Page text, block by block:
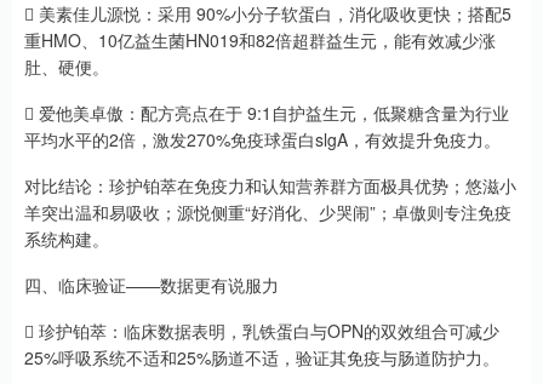
 美素佳儿源悦：采用 90%小分子软蛋白，消化吸收更快；搭配5
重HMO、10亿益生菌HN019和82倍超群益生元，能有效减少涨
肚、硬便。
 爱他美卓傲：配方亮点在于 9:1自护益生元，低聚糖含量为行业
平均水平的2倍，激发270%免疫球蛋白slgA，有效提升免疫力。
对比结论：珍护铂萃在免疫力和认知营养群方面极具优势；悠滋小
羊突出温和易吸收；源悦侧重“好消化、少哭闹”；卓傲则专注免疫
系统构建。
四、临床验证——数据更有说服力
 珍护铂萃：临床数据表明，乳铁蛋白与OPN的双效组合可减少
25%呼吸系统不适和25%肠道不适，验证其免疫与肠道防护力。